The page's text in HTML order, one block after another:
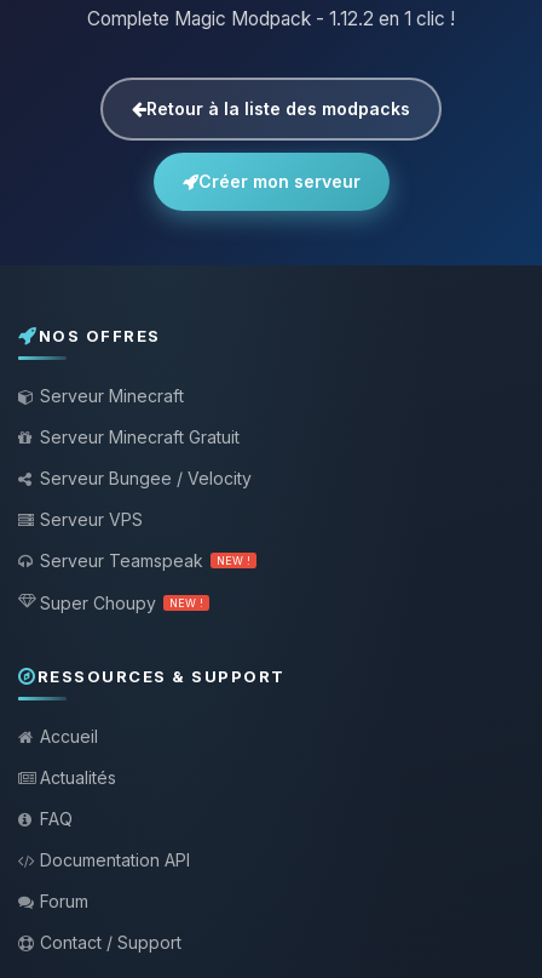
Complete Magic Modpack - 1.12.2 en 1 clic !
Retour à la liste des modpacks
Créer mon serveur
NOS OFFRES
Serveur Minecraft
Serveur Minecraft Gratuit
Serveur Bungee / Velocity
Serveur VPS
Serveur Teamspeak
NEW !
Super Choupy NEW !
RESSOURCES & SUPPORT
Accueil
Actualités
FAQ
Documentation API
Forum
Contact / Support